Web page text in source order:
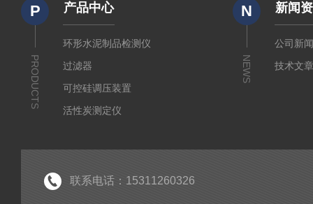
P
PRODUCTS
产品中心
环形水泥制品检测仪
过滤器
可控硅调压装置
活性炭测定仪
N
NEWS
新闻
公司新
技术文
联系电话：15311260326